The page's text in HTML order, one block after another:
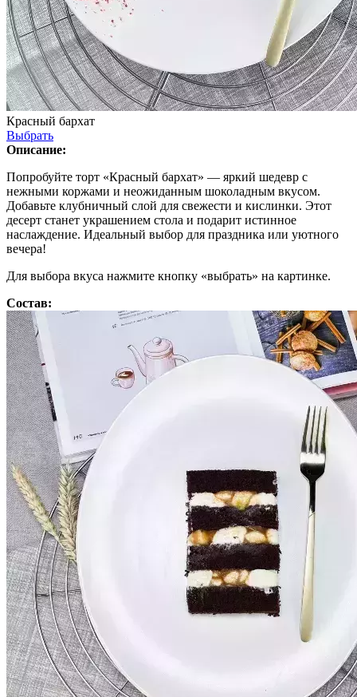
Красный бархат
Выбрать
Описание:
Попробуйте торт «Красный бархат» — яркий шедевр с
нежными коржами и неожиданным шоколадным вкусом.
Добавьте клубничный слой для свежести и кислинки. Этот
десерт станет украшением стола и подарит истинное
наслаждение. Идеальный выбор для праздника или уютного
вечера!
Для выбора вкуса нажмите кнопку «выбрать» на картинке.
Состав: